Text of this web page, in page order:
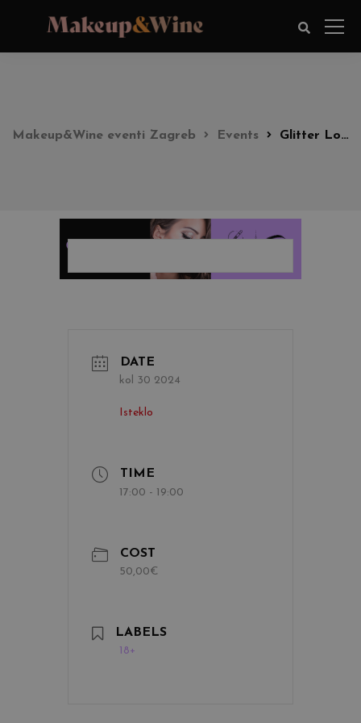
Makeup&Wine eventi Zagreb Events Glitter Look Party
DATE
kol 30 2024
Isteklo
TIME
17:00 - 19:00
COST
50,00€
LABELS
18+